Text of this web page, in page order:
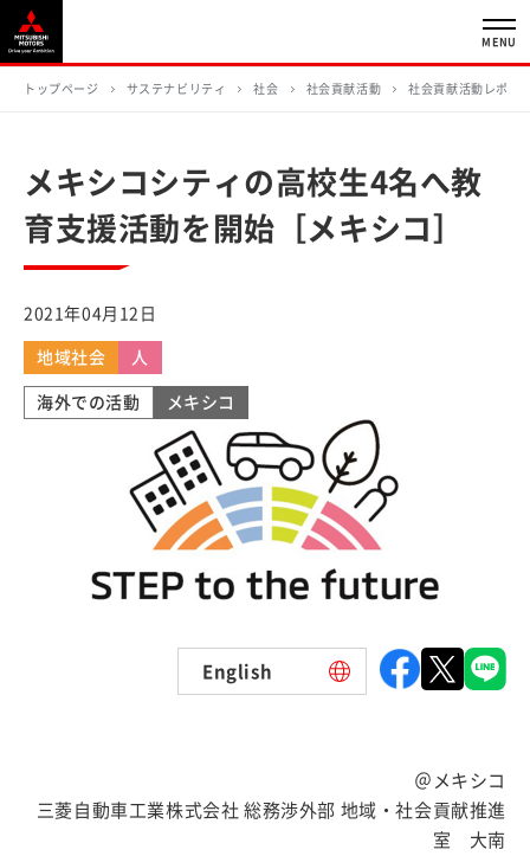
MENU
トップページ サステナビリティ 社会 社会貢献活動 社会貢献活動レポー
メキシコシティの高校生4名へ教
育支援活動を開始［メキシコ］
2021年04月12日
地域社会 人
海外での活動 メキシコ
English
＠メキシコ
三菱自動車工業株式会社 総務渉外部 地域・社会貢献推進
室 大南